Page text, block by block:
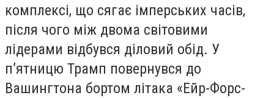
комплексі, що сягає імперських часів,
після чого між двома світовими
лідерами відбувся діловий обід. У
п’ятницю Трамп повернувся до
Вашингтона бортом літака «Ейр-Форс-